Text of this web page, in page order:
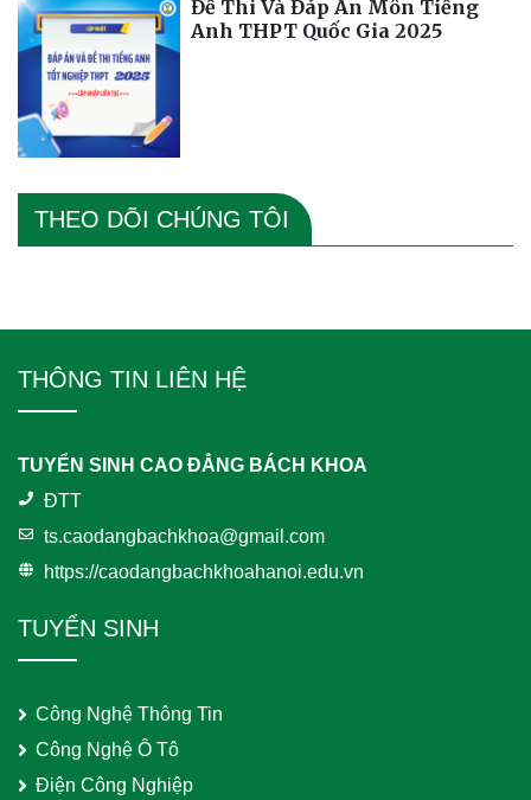
Đề Thi Và Đáp Án Môn Tiếng
Anh THPT Quốc Gia 2025
THEO DÕI CHÚNG TÔI
THÔNG TIN LIÊN HỆ
TUYỂN SINH CAO ĐẲNG BÁCH KHOA
ĐTT
ts.caodangbachkhoa@gmail.com
https://caodangbachkhoahanoi.edu.vn
TUYỂN SINH
Công Nghệ Thông Tin
Công Nghệ Ô Tô
Điện Công Nghiệp